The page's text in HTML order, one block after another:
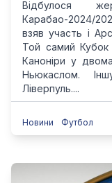
Відбулося
Карабао-2024/
взяв участь і
Той самий Кубок
Каноніри у
Ньюкаслом.
Ліверпуль....
Новини Футбол